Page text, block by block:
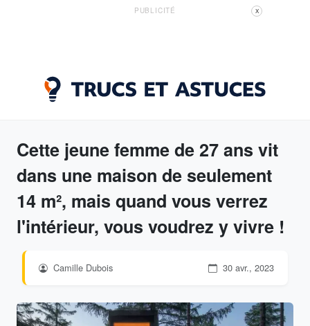
PUBLICITÉ X
Cette jeune femme de 27 ans vit
dans une maison de seulement
14 m², mais quand vous verrez
l'intérieur, vous voudrez y vivre !
Camille Dubois 30 avr., 2023